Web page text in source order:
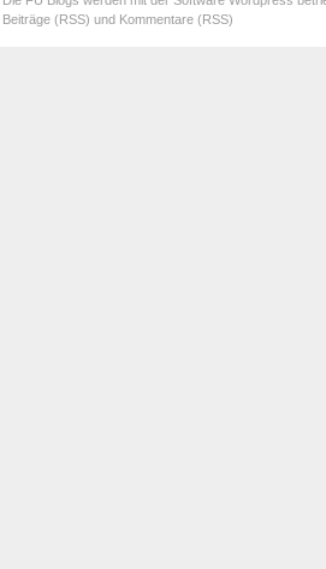
Beiträge (RSS) und Kommentare (RSS)